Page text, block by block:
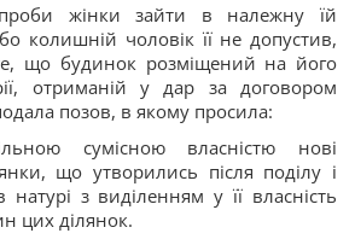
жінки зайти в належну їй
колишній чоловік її не допустив,
що будинок розміщений на його
отриманій у дар за договором
позов, в якому просила:
сумісною власністю нові
що утворились після поділу і
натурі з виділенням у її власність
цих ділянок.